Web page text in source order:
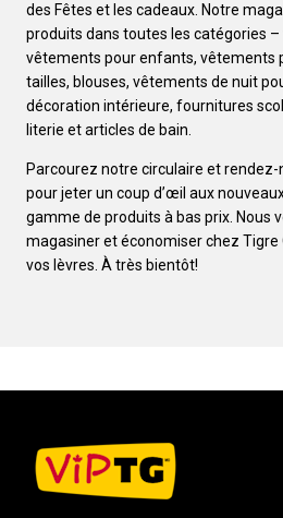
des Fêtes et les cadeaux. Notre
produits dans toutes les catégories
vêtements pour enfants, vêtements
tailles, blouses, vêtements de nuit
décoration intérieure, fournitures
literie et articles de bain.
Parcourez notre circulaire et rendez-
pour jeter un coup d’œil aux
gamme de produits à bas prix. Nous
magasiner et économiser chez Tigre
vos lèvres. À très bientôt!